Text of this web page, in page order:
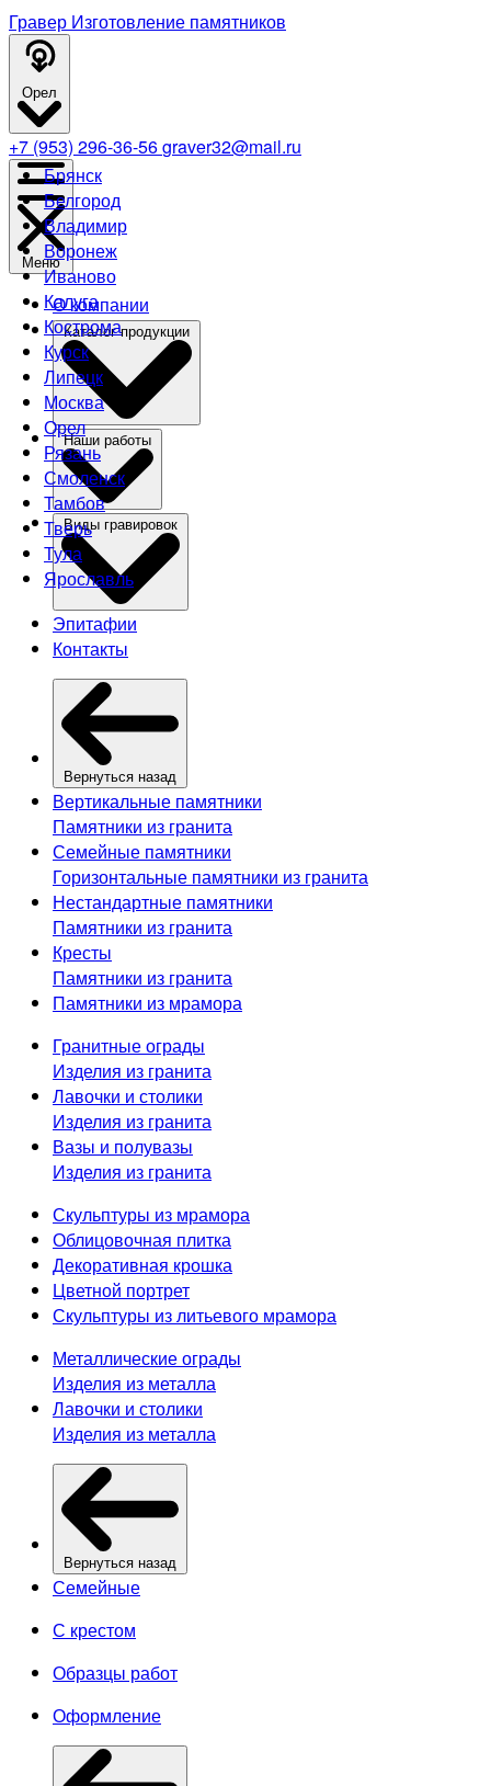
Гравер Изготовление памятников
Орел
Брянск
Белгород
Владимир
Воронеж
Иваново
Калуга
Кострома
Курск
Липецк
Москва
Орел
Рязань
Смоленск
Тамбов
Тверь
Тула
Ярославль
+7 (953) 296-36-56graver32@mail.ru
Меню
О компании
Эпитафии
Контакты
Вернуться назад
Вертикальные памятники
Памятники из гранита
Семейные памятники
Горизонтальные памятники из гранита
Нестандартные памятники
Памятники из гранита
Кресты
Памятники из гранита
Памятники из мрамора
Гранитные ограды
Изделия из гранита
Лавочки и столики
Изделия из гранита
Вазы и полувазы
Изделия из гранита
Скульптуры из мрамора
Облицовочная плитка
Декоративная крошка
Цветной портрет
Скульптуры из литьевого мрамора
Металлические ограды
Изделия из металла
Лавочки и столики
Изделия из металла
Вернуться назад
Семейные
С крестом
Образцы работ
Оформление